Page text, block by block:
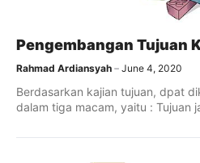
Pengembangan Tujuan
Rahmad Ardiansyah June 4, 2020
Berdasarkan kajian tujuan, dpat
dalam tiga macam, yaitu : Tujuan